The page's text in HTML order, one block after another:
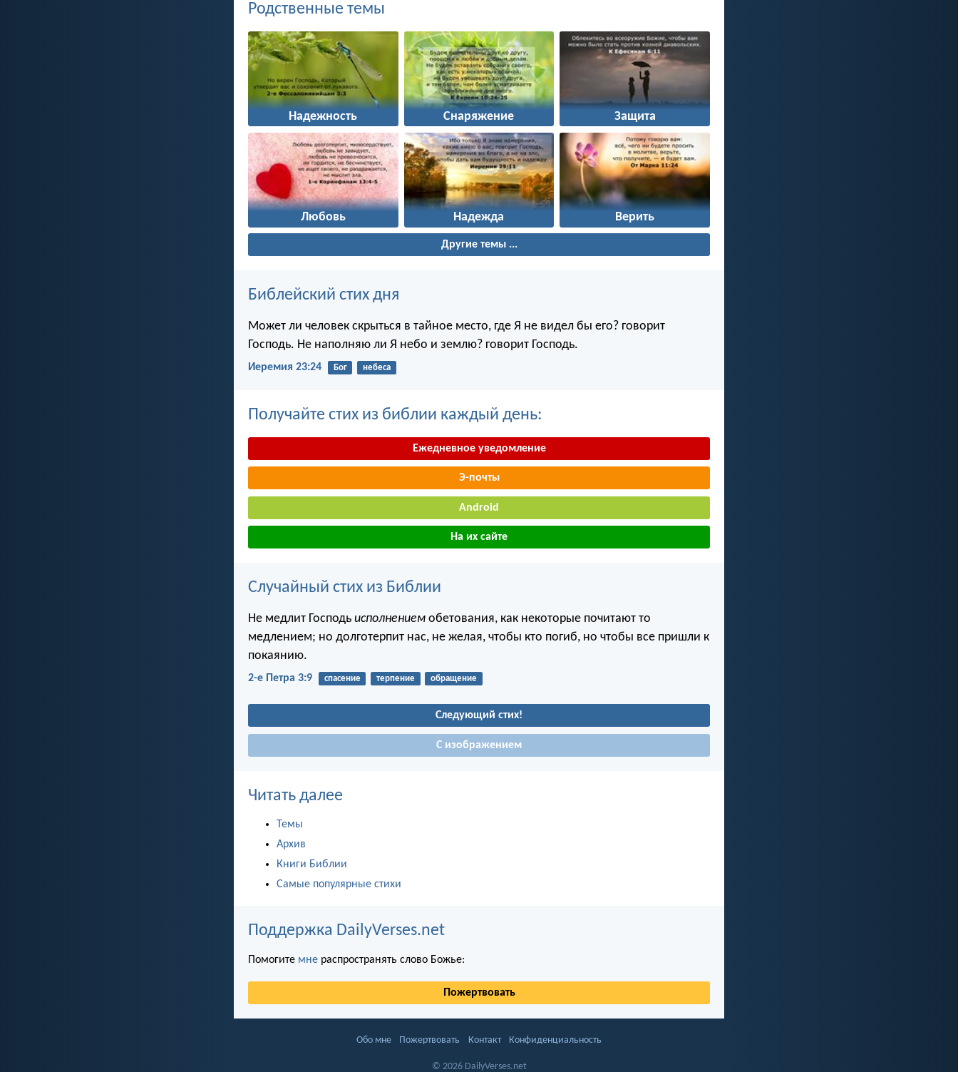
Родственные темы
Надежность Снаряжение Защита
Любовь Надежда Верить
Другие темы ...
Библейский стих дня
Может ли человек скрыться в тайное место, где Я не видел бы его? говорит
Господь. Не наполняю ли Я небо и землю? говорит Господь.
Иеремия 23:24 Бог небеса
Получайте стих из библии каждый день:
Ежедневное уведомление
Э-почты
Android
На их сайте
Случайный стих из Библии
Не медлит Господь исполнением обетования, как некоторые почитают то
медлением; но долготерпит нас, не желая, чтобы кто погиб, но чтобы все пришли к
покаянию.
2-е Петра 3:9 спасение терпение обращение
Следующий стих!
С изображением
Читать далее
Темы
Архив
Книги Библии
Самые популярные стихи
Поддержка DailyVerses.net
Помогите мне распространять слово Божье:
Пожертвовать
Обо мне Пожертвовать Контакт Конфиденциальность
© 2026 DailyVerses.net